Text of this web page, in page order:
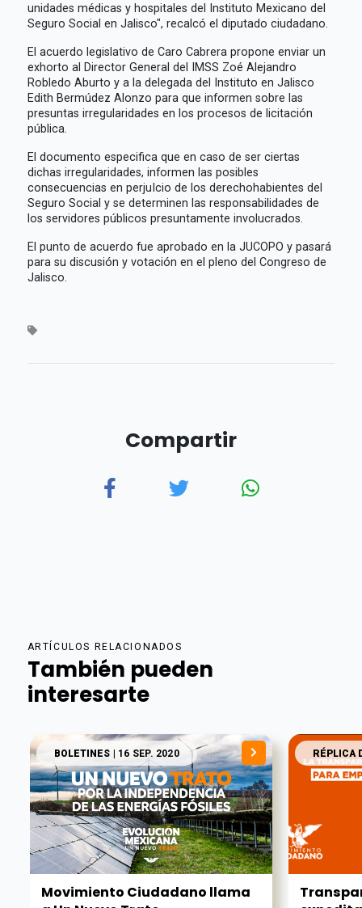
unidades médicas y hospitales del Instituto Mexicano del
Seguro Social en Jalisco", recalcó el diputado ciudadano.
El acuerdo legislativo de Caro Cabrera propone enviar un
exhorto al Director General del IMSS Zoé Alejandro
Robledo Aburto y a la delegada del Instituto en Jalisco
Edith Bermúdez Alonzo para que informen sobre las
presuntas irregularidades en los procesos de licitación
pública.
El documento especifica que en caso de ser ciertas
dichas irregularidades, informen las posibles
consecuencias en perjuIcio de los derechohabientes del
Seguro Social y se determinen las responsabilidades de
los servidores públicos presuntamente involucrados.
El punto de acuerdo fue aprobado en la JUCOPO y pasará
para su discusión y votación en el pleno del Congreso de
Jalisco.
Compartir
ARTÍCULOS RELACIONADOS
También pueden
interesarte
BOLETINES | 16 SEP. 2020
Movimiento Ciudadano llama
RÉPLICA